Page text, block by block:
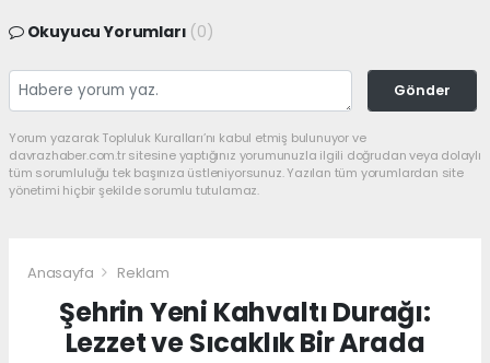
Okuyucu Yorumları (0)
Gönder
Yorum yazarak Topluluk Kuralları’nı kabul etmiş bulunuyor ve
davrazhaber.com.tr sitesine yaptığınız yorumunuzla ilgili doğrudan veya dolaylı
tüm sorumluluğu tek başınıza üstleniyorsunuz. Yazılan tüm yorumlardan site
yönetimi hiçbir şekilde sorumlu tutulamaz.
Anasayfa Reklam
Şehrin Yeni Kahvaltı Durağı:
Lezzet ve Sıcaklık Bir Arada